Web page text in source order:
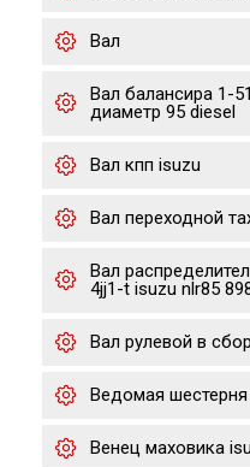
Вал
Вал балансира 1-
диаметр 95 diesel
Вал кпп isuzu
Вал переходной
Вал
4jj1-t isuzu nlr85
Вал рулевой в
Ведомая
Венец маховика